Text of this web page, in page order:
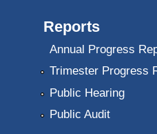
Reports
Annual Progress
Trimester Progress
Public Hearing
Public Audit